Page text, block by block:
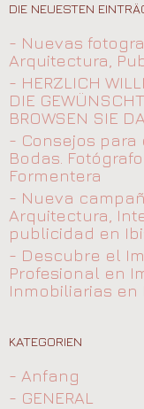
DIE NEUESTEN
- Nuevas
Arquitectura,
- HERZLICH
DIE
BROWSEN SIE
- Consejos
Bodas.
Formentera
- Nueva
Arquitectura,
publicidad en
- Descubre el
Profesional en
Inmobiliarias en
KATEGORIEN
- Anfang
- GENERAL